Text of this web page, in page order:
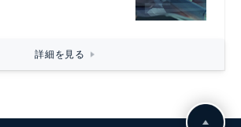
詳細を見る